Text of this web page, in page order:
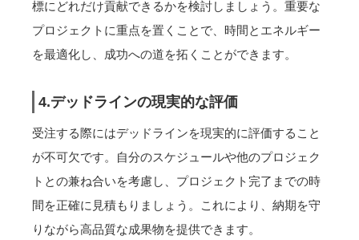
標にどれだけ貢献できるかを検討しましょう。重要な
プロジェクトに重点を置くことで、時間とエネルギー
を最適化し、成功への道を拓くことができます。
4.デッドラインの現実的な評価
受注する際にはデッドラインを現実的に評価すること
が不可欠です。自分のスケジュールや他のプロジェク
トとの兼ね合いを考慮し、プロジェクト完了までの時
間を正確に見積もりましょう。これにより、納期を守
りながら高品質な成果物を提供できます。